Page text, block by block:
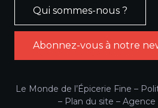
Qui sommes-nous ?
Abonnez-vous à notre
Le Monde de l’Épicerie Fine –
– Plan du site – Agence